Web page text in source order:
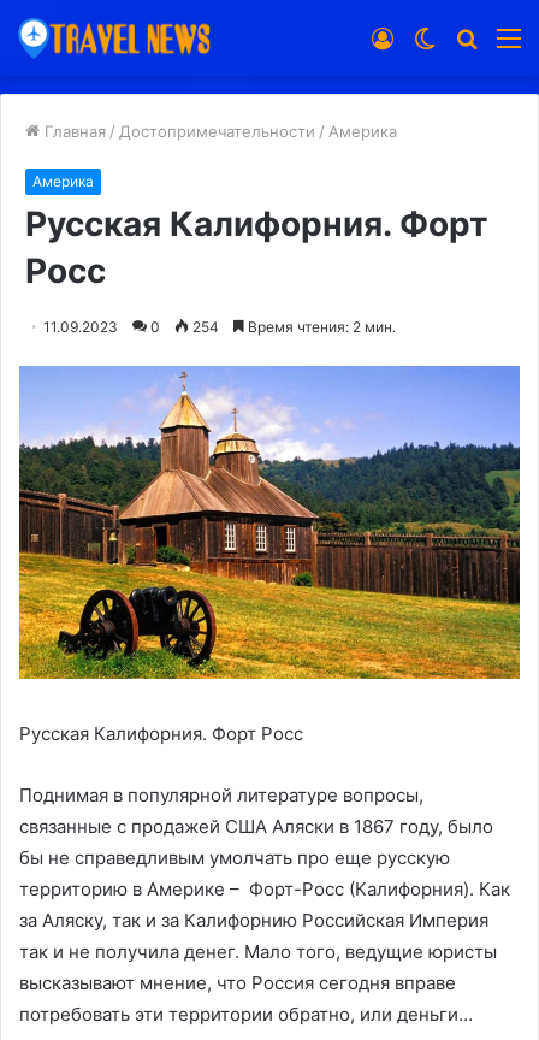
Switch
Войти
Главная / Достопримечательности / Америка
Америка
Русская Калифорния. Форт
Росс
11.09.2023 0 254 Время чтения: 2 мин.
Русская Калифорния. Форт Росс
Поднимая в популярной литературе вопросы,
связанные с продажей США Аляски в 1867 году, было
бы не справедливым умолчать про еще русскую
территорию в Америке – Форт-Росс (Калифорния). Как
за Аляску, так и за Калифорнию Российская Империя
так и не получила денег. Мало того, ведущие юристы
высказывают мнение, что Россия сегодня вправе
потребовать эти территории обратно, или деньги…